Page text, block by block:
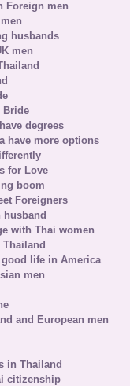
Foreign men
husbands
men
Bride
degrees
have more options
for Love
boom
Foreigners
husband
with Thai women
life in America
men
and European men
in Thailand
citizenship